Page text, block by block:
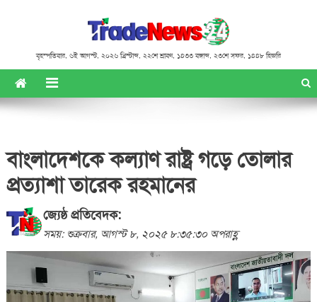
বৃহস্পতিবার, ৬ই আগস্ট, ২০২৬ খ্রিস্টাব্দ, ২২শে শ্রাবণ, ১৪৩৩ বঙ্গাব্দ, ২৩শে সফর, ১৪৪৮ হিজরি
বাংলাদেশকে কল্যাণ রাষ্ট্র গড়ে তোলার
প্রত্যাশা তারেক রহমানের
জ্যেষ্ঠ প্রতিবেদক:
সময়: শুক্রবার, আগস্ট ৮, ২০২৫ ৮:৩৫:৩০ অপরাহ্ণ